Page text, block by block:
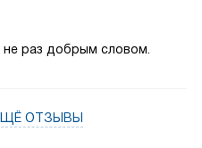
раз добрым словом.
ОТЗЫВЫ